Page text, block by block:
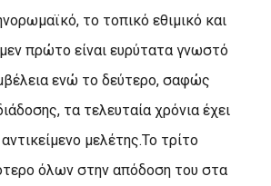
το τοπικό εθιμικό και
πρώτο είναι ευρύτατα γνωστό
ενώ το δεύτερο, σαφώς
τα τελευταία χρόνια έχει
μελέτης.Το τρίτο
όλων στην απόδοση του στα